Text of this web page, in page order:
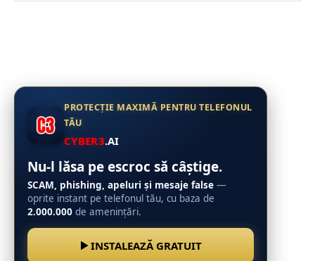
PROTECȚIE MAXIMĂ PENTRU TELEFONUL
TĂU
CYBER3.AI
Nu-l lăsa pe escroc să câștige.
SCAM, phishing, apeluri și mesaje false —
oprite instant pe telefonul tău, cu baza de
2.000.000 de amenințări.
INSTALEAZĂ GRATUIT